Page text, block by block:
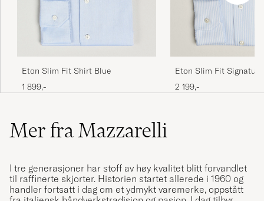
Eton Slim Fit Shirt Blue
1 899,-
Eton Slim Fit
Striped Shirt Light Blue
2 199,-
Mer fra Mazzarelli
I tre generasjoner har stoff av høy kvalitet blitt forvandlet
til raffinerte skjorter. Historien startet allerede i 1960 og
handler fortsatt i dag om et ydmykt varemerke, oppstått